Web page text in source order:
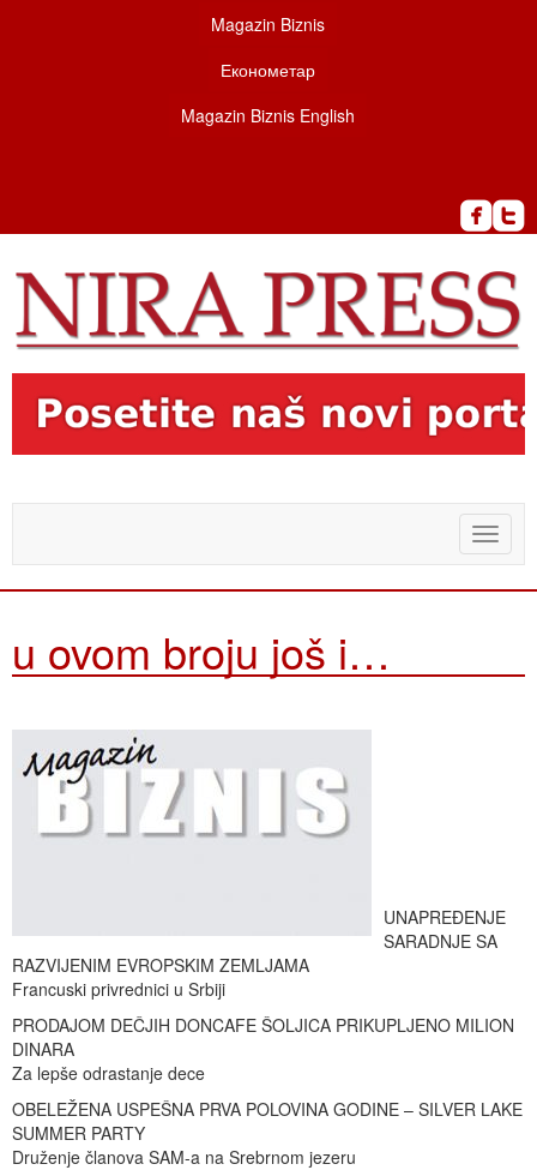
Magazin Biznis
Економетар
Magazin Biznis English
Toggle
u ovom broju još i…
UNAPREĐENJE
SARADNJE SA
RAZVIJENIM EVROPSKIM ZEMLJAMA
Francuski privrednici u Srbiji
PRODAJOM DEČJIH DONCAFE ŠOLJICA PRIKUPLJENO MILION
DINARA
Za lepše odrastanje dece
OBELEŽENA USPEŠNA PRVA POLOVINA GODINE – SILVER LAKE
SUMMER PARTY
Druženje članova SAM-a na Srebrnom jezeru